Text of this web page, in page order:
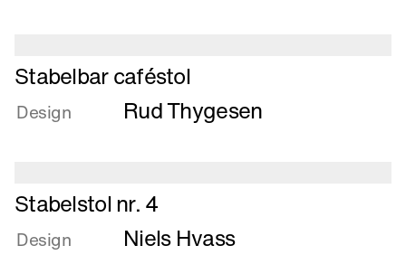
Læs
mere
om
Stabelbar caféstol
Design Rud Thygesen
Læs
mere
om
Stabelstol nr. 4
Design Niels Hvass